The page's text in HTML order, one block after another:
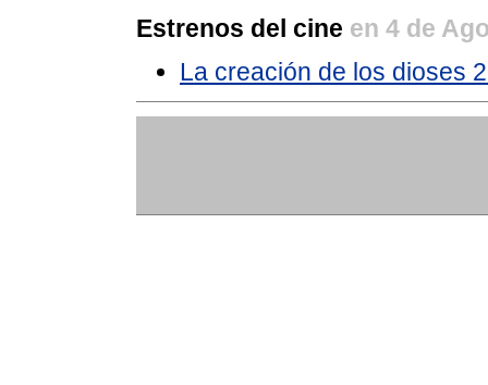
Estrenos del cine en 4 de
La creación de los dioses